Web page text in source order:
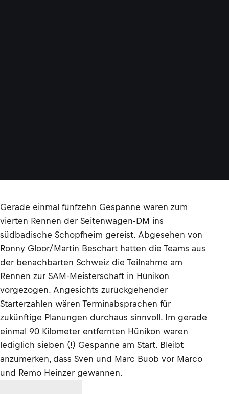
Gerade einmal fünfzehn Gespanne waren zum
vierten Rennen der Seitenwagen-DM ins
südbadische Schopfheim gereist. Abgesehen von
Ronny Gloor/Martin Beschart hatten die Teams aus
der benachbarten Schweiz die Teilnahme am
Rennen zur SAM-Meisterschaft in Hünikon
vorgezogen. Angesichts zurückgehender
Starterzahlen wären Terminabsprachen für
zukünftige Planungen durchaus sinnvoll. Im gerade
einmal 90 Kilometer entfernten Hünikon waren
lediglich sieben (!) Gespanne am Start. Bleibt
anzumerken, dass Sven und Marc Buob vor Marco
und Remo Heinzer gewannen.